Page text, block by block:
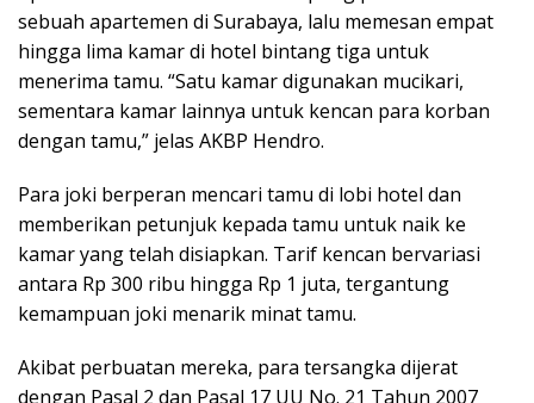
sebuah apartemen di Surabaya, lalu memesan empat
hingga lima kamar di hotel bintang tiga untuk
menerima tamu. “Satu kamar digunakan mucikari,
sementara kamar lainnya untuk kencan para korban
dengan tamu,” jelas AKBP Hendro.
Para joki berperan mencari tamu di lobi hotel dan
memberikan petunjuk kepada tamu untuk naik ke
kamar yang telah disiapkan. Tarif kencan bervariasi
antara Rp 300 ribu hingga Rp 1 juta, tergantung
kemampuan joki menarik minat tamu.
Akibat perbuatan mereka, para tersangka dijerat
dengan Pasal 2 dan Pasal 17 UU No. 21 Tahun 2007